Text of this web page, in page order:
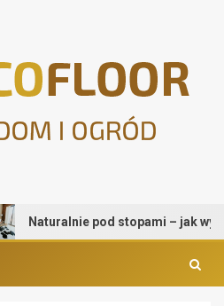
Naturalnie pod stopami – jak wybrać